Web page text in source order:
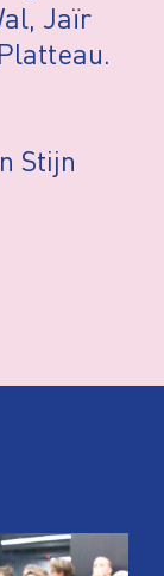
Jaïr
Stijn